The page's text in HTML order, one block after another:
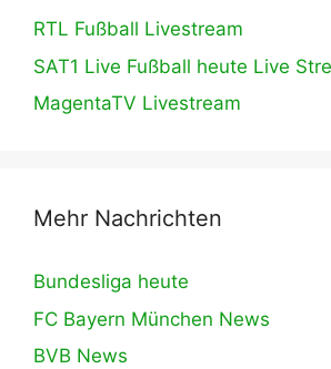
RTL Fußball Livestream
SAT1 Live Fußball heute Live
MagentaTV Livestream
Mehr Nachrichten
Bundesliga heute
FC Bayern München News
BVB News